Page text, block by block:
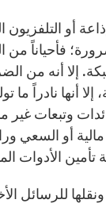
التلفزيون
فأحياناً
إلا أنه من
أنها نادراً
وتبعات غير
أو
ونقلها